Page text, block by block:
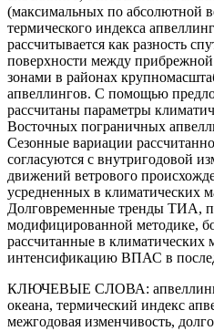
(максимальных по абсолютной
термического индекса
рассчитывается как разность
поверхности между
зонами в районах
апвеллингов. С помощью
рассчитаны параметры
Восточных пограничных
Сезонные вариации
согласуются с внутригодовой
движений ветрового
усредненных в климатических
Долговременные тренды ТИА,
модифицированной методике,
рассчитанные в климатических
интенсификацию ВПАС в
КЛЮЧЕВЫЕ СЛОВА:
океана, термический индекс
межгодовая изменчивость,